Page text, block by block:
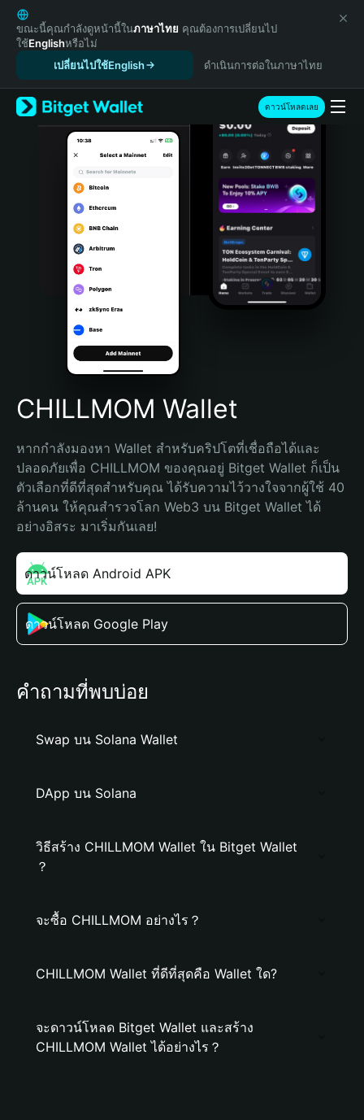
English
日本語
Tiếng Việt
Español (Latinoamérica)
Türkçe
Italiano
Português (Portugal)
Bahasa Indonesia
Português (Brasil)
Español (Argentina)
ขณะนี้คุณกำลังดูหน้านี้ในภาษาไทย คุณต้องการเปลี่ยนไป
ใช้Englishหรือไม่
เปลี่ยนไปใช้English
ดำเนินการต่อในภาษาไทย
ดาวน์โหลดเลย
CHILLMOM Wallet
หากกำลังมองหา Wallet สำหรับคริปโตที่เชื่อถือได้และ
ปลอดภัยเพื่อ CHILLMOM ของคุณอยู่ Bitget Wallet ก็เป็น
ตัวเลือกที่ดีที่สุดสำหรับคุณ ได้รับความไว้วางใจจากผู้ใช้ 40
ล้านคน ให้คุณสำรวจโลก Web3 บน Bitget Wallet ได้
อย่างอิสระ มาเริ่มกันเลย!
ดาวน์โหลด Android APK
ดาวน์โหลด Google Play
คำถามที่พบบ่อย
Swap บน Solana Wallet
DApp บน Solana
วิธีสร้าง CHILLMOM Wallet ใน Bitget Wallet
？
จะซื้อ CHILLMOM อย่างไร？
CHILLMOM Wallet ที่ดีที่สุดคือ Wallet ใด?
จะดาวน์โหลด Bitget Wallet และสร้าง
CHILLMOM Wallet ได้อย่างไร？